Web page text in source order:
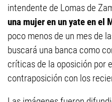
intendente de Lomas de
una mujer en un yate en el
poco menos de un mes de
buscará una banca como
críticas de la oposición por
contraposición con los